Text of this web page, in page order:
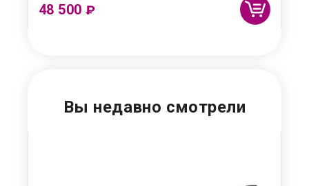
48 500 ₽
Вы недавно смотрели